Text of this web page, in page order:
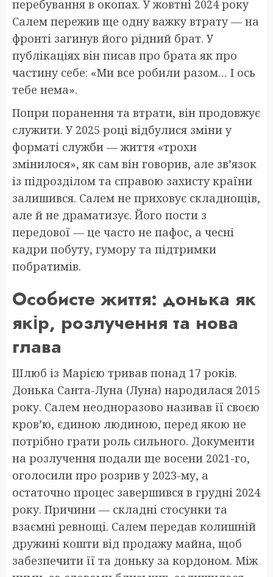
перебування в окопах. У жовтні 2024 року
Салем пережив ще одну важку втрату — на
фронті загинув його рідний брат. У
публікаціях він писав про брата як про
частину себе: «Ми все робили разом… І ось
тебе нема».
Попри поранення та втрати, він продовжує
служити. У 2025 році відбулися зміни у
форматі служби — життя «трохи
змінилося», як сам він говорив, але зв’язок
із підрозділом та справою захисту країни
залишився. Салем не приховує складнощів,
але й не драматизує. Його пости з
передової — це часто не пафос, а чесні
кадри побуту, гумору та підтримки
побратимів.
Особисте життя: донька як
якір, розлучення та нова
глава
Шлюб із Марією тривав понад 17 років.
Донька Санта-Луна (Луна) народилася 2015
року. Салем неодноразово називав її своєю
кров’ю, єдиною людиною, перед якою не
потрібно грати роль сильного. Документи
на розлучення подали ще восени 2021-го,
оголосили про розрив у 2023-му, а
остаточно процес завершився в грудні 2024
року. Причини — складні стосунки та
взаємні ревнощі. Салем передав колишній
дружині кошти від продажу майна, щоб
забезпечити її та доньку за кордоном. Між